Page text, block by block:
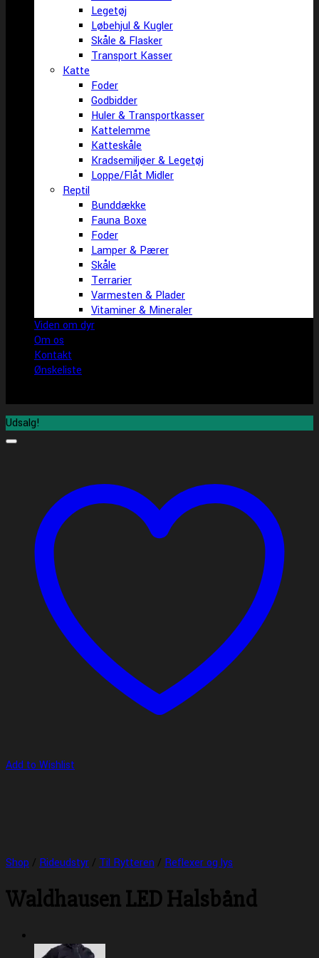
Legetøj
Løbehjul & Kugler
Skåle & Flasker
Transport Kasser
Katte
Foder
Godbidder
Huler & Transportkasser
Kattelemme
Katteskåle
Kradsemiljøer & Legetøj
Loppe/Flåt Midler
Reptil
Bunddække
Fauna Boxe
Foder
Lamper & Pærer
Skåle
Terrarier
Varmesten & Plader
Vitaminer & Mineraler
Viden om dyr
Om os
Kontakt
Ønskeliste
Udsalg!
Add to Wishlist
Shop / Rideudstyr / Til Rytteren / Reflexer og lys
Waldhausen LED Halsbånd